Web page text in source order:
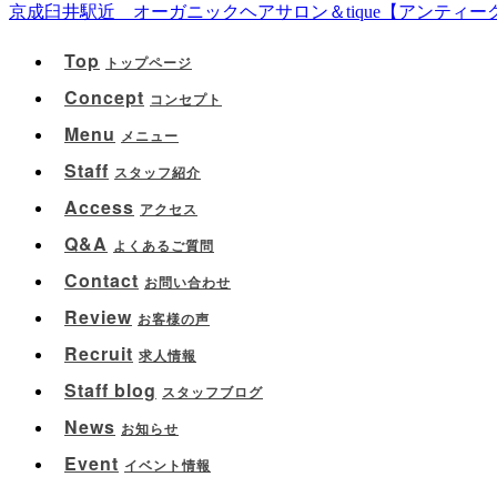
京成臼井駅近 オーガニックヘアサロン＆tique【アンティ
Top トップページ
Concept コンセプト
Menu メニュー
Staff スタッフ紹介
Access アクセス
Q&A よくあるご質問
Contact お問い合わせ
Review お客様の声
Recruit 求人情報
Staff blog スタッフブログ
News お知らせ
Event イベント情報